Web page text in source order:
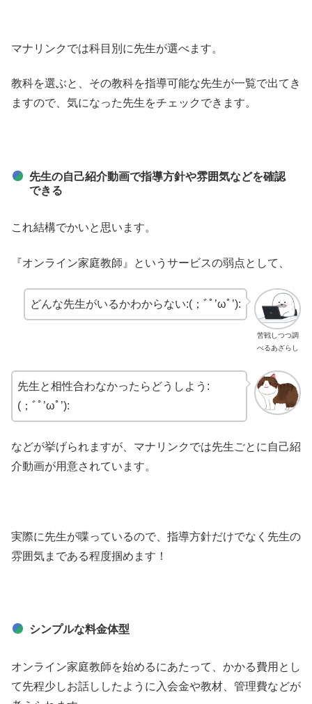
マナリンクでは科目別に先生が選べます。
教科を選ぶと、その教科を指導可能な先生が一覧で出てき
ますので、気になった先生をチェックできます。
先生の自己紹介動画で指導方針や雰囲気などを確認
できる
これ結構でかいと思います。
『オンライン家庭教師』というサービスの弱点として、
苦戦しつつ調
べるあざらし
どんな先生がいるかわからない:(；ﾞﾟ’ωﾟ’):
先生と相性合わなかったらどうしよう:
(；ﾞﾟ’ωﾟ’):
などが挙げられますが、マナリンクでは先生ごとに自己紹
介動画が用意されています。
実際に先生が喋っているので、指導方針だけでなく先生の
雰囲気まである程度掴めます！
シンプルな料金体型
オンライン家庭教師を始めるにあたって、かかる費用とし
て先程少しお話ししたように入会金や教材、管理費などが